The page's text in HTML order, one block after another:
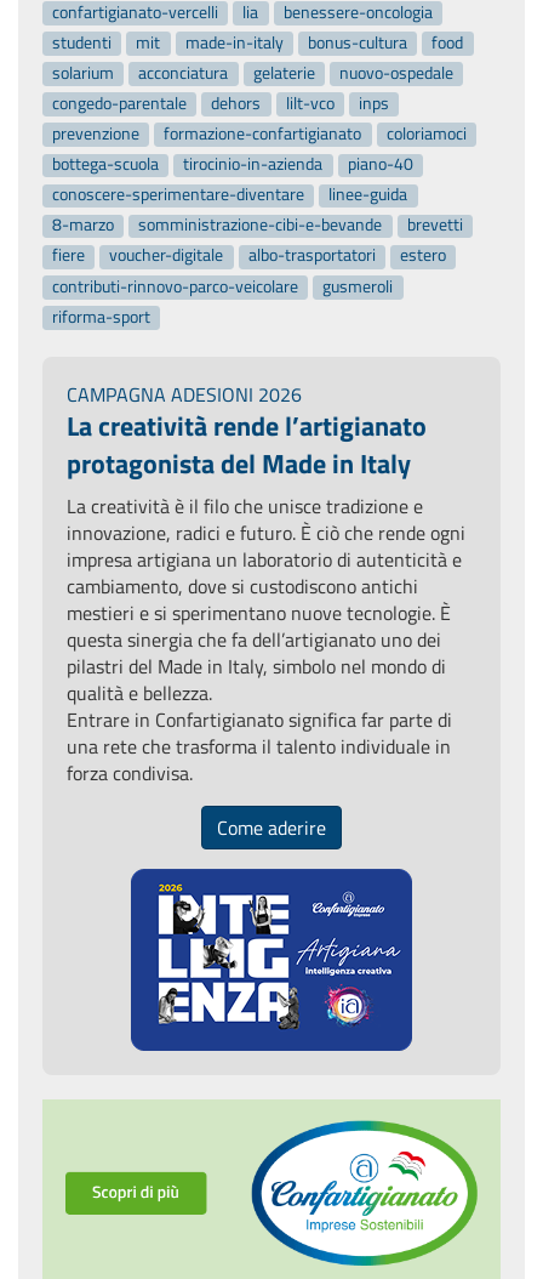
confartigianato-vercelli lia
benessere-oncologia
studenti
mit made-in-italy bonus-cultura
food
solarium
acconciatura gelaterie
nuovo-ospedale
congedo-parentale
dehors lilt-vco
inps
prevenzione
formazione-confartigianato
coloriamoci
bottega-scuola
tirocinio-in-azienda
piano-40
conoscere-sperimentare-diventare
linee-guida
8-marzo
somministrazione-cibi-e-bevande
brevetti
fiere
voucher-digitale albo-trasportatori
estero
contributi-rinnovo-parco-veicolare
gusmeroli
riforma-sport
CAMPAGNA ADESIONI 2026
La creatività rende l’artigianato
protagonista del Made in Italy
La creatività è il filo che unisce tradizione e
innovazione, radici e futuro. È ciò che rende ogni
impresa artigiana un laboratorio di autenticità e
cambiamento, dove si custodiscono antichi
mestieri e si sperimentano nuove tecnologie. È
questa sinergia che fa dell’artigianato uno dei
pilastri del Made in Italy, simbolo nel mondo di
qualità e bellezza.
Entrare in Confartigianato significa far parte di
una rete che trasforma il talento individuale in
forza condivisa.
Come aderire